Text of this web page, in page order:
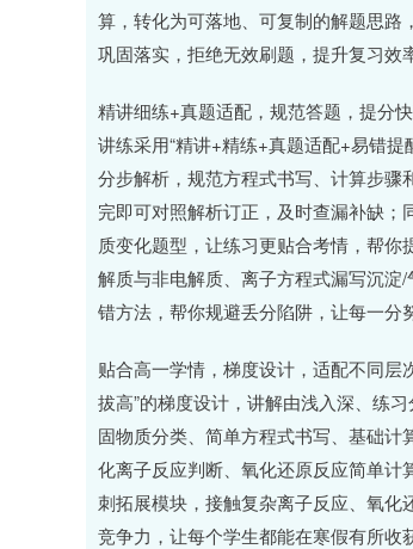
算，转化为可落地、可复制的解题思路
巩固落实，拒绝无效刷题，提升复习效率
精讲细练+真题适配，规范答题，提分
讲练采用“精讲+精练+真题适配+易错
分步解析，规范方程式书写、计算步
完即可对照解析订正，及时查漏补缺
质变化题型，让练习更贴合考情，帮
解质与非电解质、离子方程式漏写沉
错方法，帮你规避丢分陷阱，让每一分
贴合高一学情，梯度设计，适配不同
拔高”的梯度设计，讲解由浅入深、练
固物质分类、简单方程式书写、基础
化离子反应判断、氧化还原反应简单
刺拓展模块，接触复杂离子反应、氧
竞争力，让每个学生都能在寒假有所收